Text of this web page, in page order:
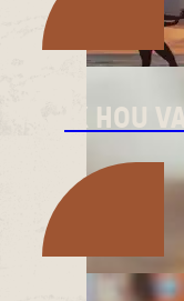
IK HOU